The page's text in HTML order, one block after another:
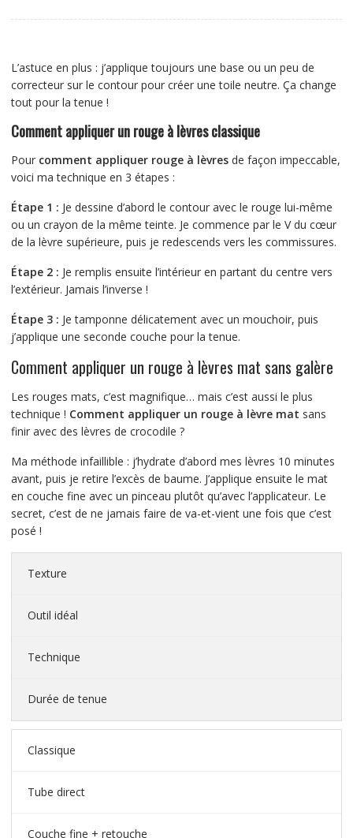
L’astuce en plus : j’applique toujours une base ou un peu de
correcteur sur le contour pour créer une toile neutre. Ça change
tout pour la tenue !
Comment appliquer un rouge à lèvres classique
Pour comment appliquer rouge à lèvresde façon impeccable,
voici ma technique en 3 étapes :
Étape 1 : Je dessine d’abord le contour avec le rouge lui-même
ou un crayon de la même teinte. Je commence par le V du cœur
de la lèvre supérieure, puis je redescends vers les commissures.
Étape 2 : Je remplis ensuite l’intérieur en partant du centre vers
l’extérieur. Jamais l’inverse !
Étape 3 : Je tamponne délicatement avec un mouchoir, puis
j’applique une seconde couche pour la tenue.
Comment appliquer un rouge à lèvres mat sans galère
Les rouges mats, c’est magnifique… mais c’est aussi le plus
technique ! Comment appliquer un rouge à lèvre mat sans
finir avec des lèvres de crocodile ?
Ma méthode infaillible : j’hydrate d’abord mes lèvres 10 minutes
avant, puis je retire l’excès de baume. J’applique ensuite le mat
en couche fine avec un pinceau plutôt qu’avec l’applicateur. Le
secret, c’est de ne jamais faire de va-et-vient une fois que c’est
posé !
Texture
Outil idéal
Technique
Durée de tenue
Classique
Tube direct
Couche fine + retouche